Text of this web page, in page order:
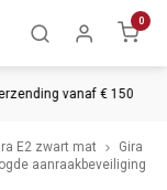
0
vanaf € 150
E2 zwart mat
Gira
aanraakbeveiliging